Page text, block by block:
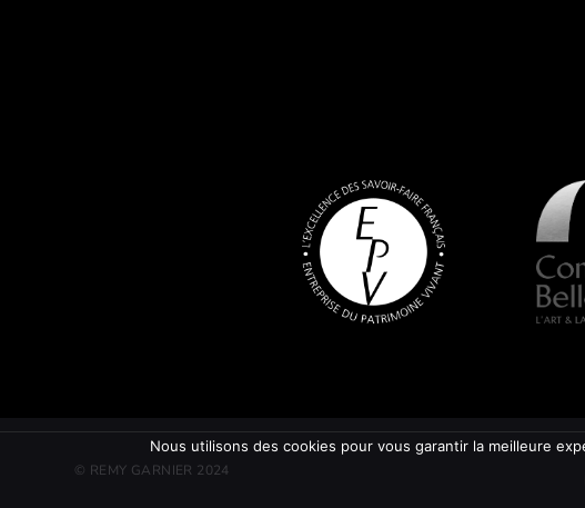
© REMY GARNIER 2024
Nous utilisons des cookies pour vous garantir la meilleure